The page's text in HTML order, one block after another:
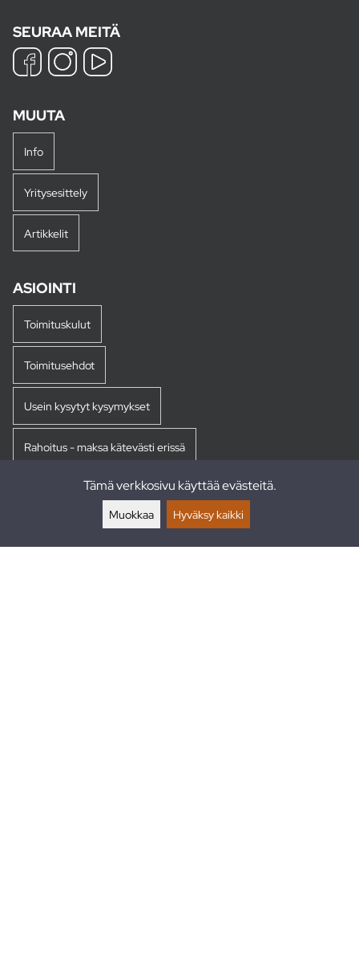
SEURAA MEITÄ
MUUTA
Info
Yritysesittely
Artikkelit
ASIOINTI
Toimituskulut
Toimitusehdot
Usein kysytyt kysymykset
Rahoitus - maksa kätevästi erissä
Tämä verkkosivu käyttää evästeitä.
Muokkaa Hyväksy kaikki